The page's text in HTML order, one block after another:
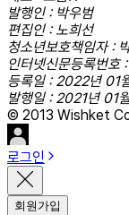
발행인 : 박우범
편집인 : 노희선
청소년보호책임자 :
인터넷신문등록번
등록일 : 2022년 01
발행일 : 2021년 01
© 2013 Wishket
로그인
회원가입